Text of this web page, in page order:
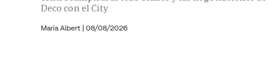
Deco con el City
María Albert | 08/08/2026